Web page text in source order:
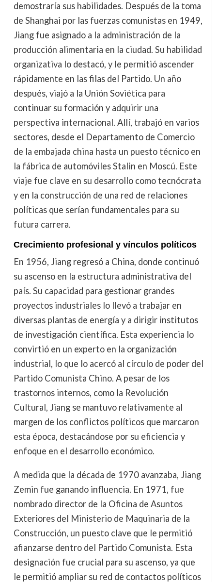
demostraría sus habilidades. Después de la toma
de Shanghai por las fuerzas comunistas en 1949,
Jiang fue asignado a la administración de la
producción alimentaria en la ciudad. Su habilidad
organizativa lo destacó, y le permitió ascender
rápidamente en las filas del Partido. Un año
después, viajó a la Unión Soviética para
continuar su formación y adquirir una
perspectiva internacional. Allí, trabajó en varios
sectores, desde el Departamento de Comercio
de la embajada china hasta un puesto técnico en
la fábrica de automóviles Stalin en Moscú. Este
viaje fue clave en su desarrollo como tecnócrata
y en la construcción de una red de relaciones
políticas que serían fundamentales para su
futura carrera.
Crecimiento profesional y vínculos políticos
En 1956, Jiang regresó a China, donde continuó
su ascenso en la estructura administrativa del
país. Su capacidad para gestionar grandes
proyectos industriales lo llevó a trabajar en
diversas plantas de energía y a dirigir institutos
de investigación científica. Esta experiencia lo
convirtió en un experto en la organización
industrial, lo que lo acercó al círculo de poder del
Partido Comunista Chino. A pesar de los
trastornos internos, como la Revolución
Cultural, Jiang se mantuvo relativamente al
margen de los conflictos políticos que marcaron
esta época, destacándose por su eficiencia y
enfoque en el desarrollo económico.
A medida que la década de 1970 avanzaba, Jiang
Zemin fue ganando influencia. En 1971, fue
nombrado director de la Oficina de Asuntos
Exteriores del Ministerio de Maquinaria de la
Construcción, un puesto clave que le permitió
afianzarse dentro del Partido Comunista. Esta
designación fue crucial para su ascenso, ya que
le permitió ampliar su red de contactos políticos